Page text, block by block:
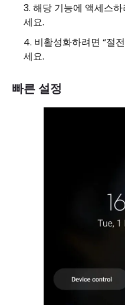
해당 기능에 액세스
세요.
비활성화하려면 “절
세요.
빠른 설정